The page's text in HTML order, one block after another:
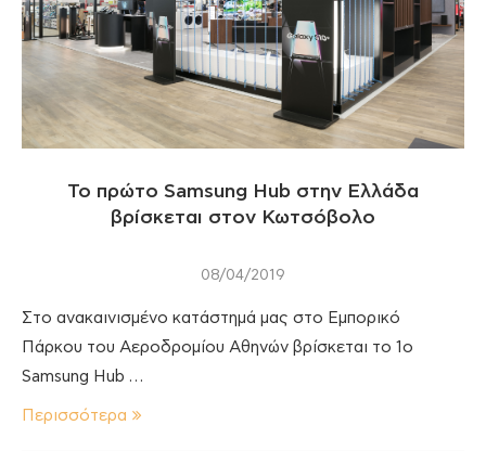
Το πρώτο Samsung Hub στην Ελλάδα
βρίσκεται στον Κωτσόβολο
08/04/2019
Στο ανακαινισμένο κατάστημά μας στο Εμπορικό
Πάρκου του Αεροδρομίου Αθηνών βρίσκεται το 1ο
Samsung Hub …
Περισσότερα